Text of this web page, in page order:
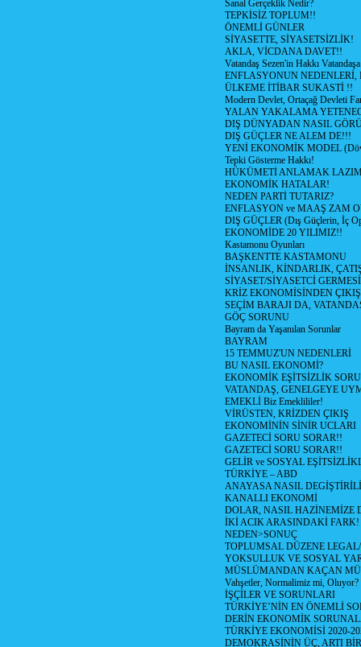
Sanal Gerçeklik Nedir?
TEPKİSİZ TOPLUM!!
ÖNEMLİ GÜNLER
SİYASETTE, SİYASETSİZLİK!
AKLA, VİCDANA DAVET!!
Vatandaş Sezen'in Hakkı
ENFLASYONUN NEDENLERİ,
ÜLKEME İTİBAR SUKASTİ !!
Modern Devlet, Ortaçağ Devleti
YALAN YAKALAMA
DIŞ DÜNYADAN NASIL
DIŞ GÜÇLER NE ALEM DE!!!
YENİ EKONOMİK MODEL
Tepki Gösterme Hakkı!
HÜKÜMETİ ANLAMAK
EKONOMİK HATALAR!
NEDEN PARTİ TUTARIZ?
ENFLASYON ve MAAŞ ZAM
DIŞ GÜÇLER (Dış Güçlerin, İç
EKONOMİDE 20 YILIMIZ!!
Kastamonu Oyunları
BAŞKENTTE KASTAMONU
İNSANLIK, KİNDARLIK,
SİYASET/SİYASETCİ
KRİZ EKONOMİSİNDEN ÇIKIŞ
SEÇİM BARAJI DA,
GÖÇ SORUNU
Bayram da Yaşanılan Sorunlar
BAYRAM
15 TEMMUZ'UN NEDENLERİ
BU NASIL EKONOMİ?
EKONOMİK EŞİTSİZLİK
VATANDAŞ, GENELGEYE
EMEKLİ Biz Emeklililer!
VİRÜSTEN, KRİZDEN ÇIKIŞ
EKONOMİNİN SİNİR UCLARI
GAZETECİ SORU SORAR!!
GAZETECİ SORU SORAR!!
GELİR ve SOSYAL
TÜRKİYE – ABD
ANAYASA NASIL
KANALLI EKONOMİ
DOLAR, NASIL HAZİNEMİZE
İKİ ACIK ARASINDAKİ FARK!
NEDEN>SONUÇ
TOPLUMSAL DÜZENE
YOKSULLUK VE SOSYAL
MÜSLÜMANDAN KAÇAN
Vahşetler, Normalimiz mi, Oluyor?
İŞÇİLER VE SORUNLARI
TÜRKİYE’NİN EN ÖNEMLİ
DERİN EKONOMİK
TÜRKİYE EKONOMİSİ 2020-
DEMOKRASİNİN ÜÇ, ARTI